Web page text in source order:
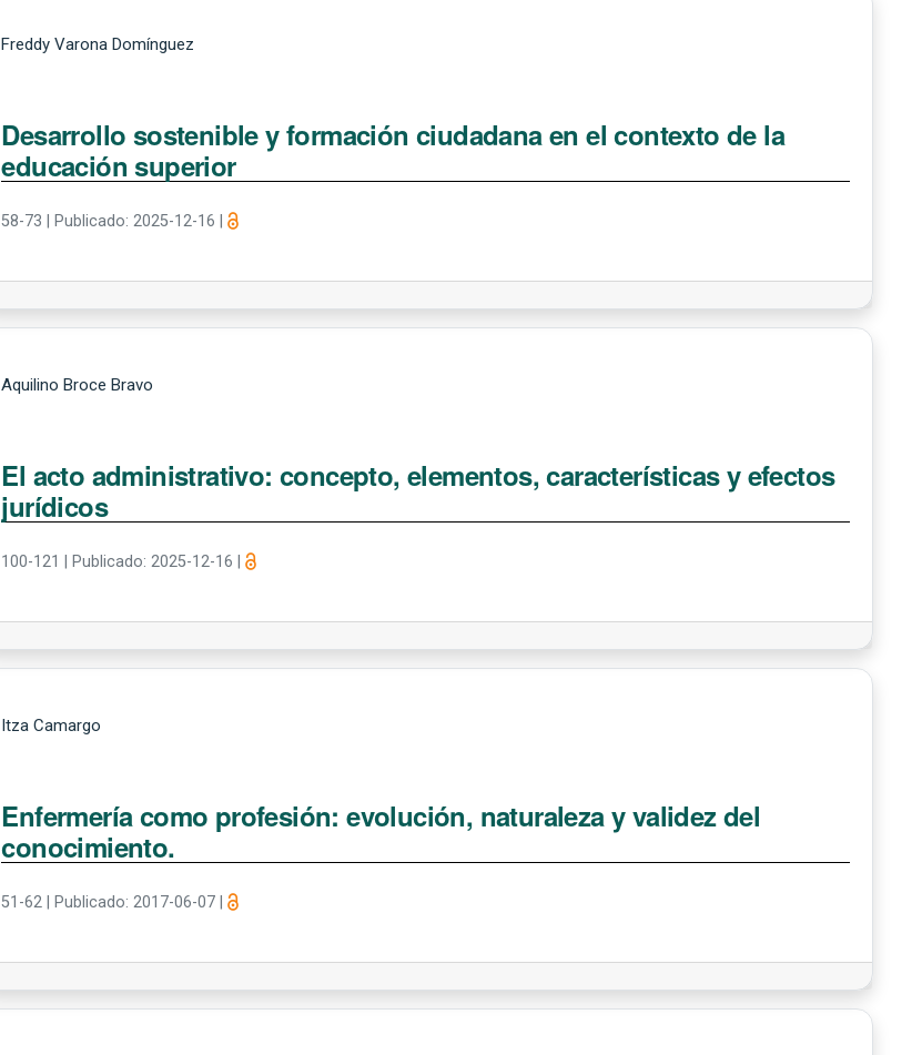
Freddy Varona Domínguez
Desarrollo sostenible y formación ciudadana en el contexto de la
educación superior
58-73 Publicado: 2025-12-16 |
Aquilino Broce Bravo
El acto administrativo: concepto, elementos, características y efectos
jurídicos
100-121 Publicado: 2025-12-16 |
Itza Camargo
Enfermería como profesión: evolución, naturaleza y validez del
conocimiento.
51-62 Publicado: 2017-06-07 |